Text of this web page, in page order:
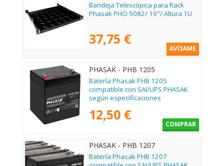
Bandeja Telescópica para Rack
Phasak PHO 5082/ 19"/ Altura 1U
37,75 €
AVÍSAME
PHASAK - PHB 1205
Batería Phasak PHB 1205
compatible con SAI/UPS PHASAK
según especificaciones
12,50 €
COMPRAR
PHASAK - PHB 1207
Batería Phasak PHB 1207